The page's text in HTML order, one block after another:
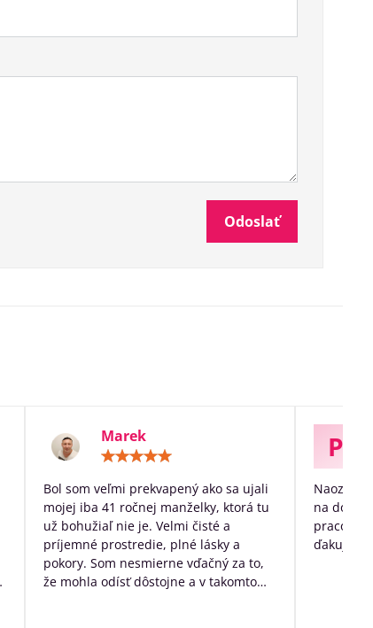
Odoslať
Marek
/
5
Bol som veľmi prekvapený ako sa ujali
mojej iba 41 ročnej manželky, ktorá tu
už bohužiaľ nie je. Velmi čisté a
príjemné prostredie, plné lásky a
pokory. Som nesmierne vďačný za to,
že mohla odísť dôstojne a v takomto
P
Naozaj
na
ďakujem